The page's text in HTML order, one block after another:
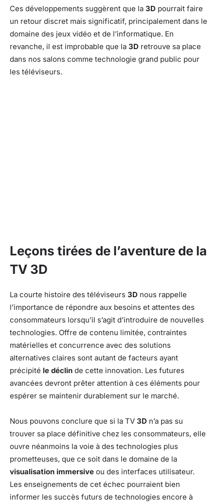
Ces développements suggèrent que la 3D pourrait faire
un retour discret mais significatif, principalement dans le
domaine des jeux vidéo et de l’informatique. En
revanche, il est improbable que la 3D retrouve sa place
dans nos salons comme technologie grand public pour
les téléviseurs.
Leçons tirées de l’aventure de la
TV 3D
La courte histoire des téléviseurs 3D nous rappelle
l’importance de répondre aux besoins et attentes des
consommateurs lorsqu’il s’agit d’introduire de nouvelles
technologies. Offre de contenu limitée, contraintes
matérielles et concurrence avec des solutions
alternatives claires sont autant de facteurs ayant
précipité le déclin de cette innovation. Les futures
avancées devront prêter attention à ces éléments pour
espérer se maintenir durablement sur le marché.
Nous pouvons conclure que si la TV 3D n’a pas su
trouver sa place définitive chez les consommateurs, elle
ouvre néanmoins la voie à des technologies plus
prometteuses, que ce soit dans le domaine de la
visualisation immersive ou des interfaces utilisateur.
Les enseignements de cet échec pourraient bien
informer les succès futurs de technologies encore à